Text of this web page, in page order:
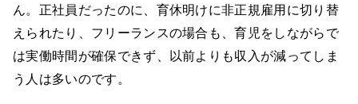
ん。正社員だったのに、育休明けに非正規雇用に切り替
えられたり、フリーランスの場合も、育児をしながらで
は実働時間が確保できず、以前よりも収入が減ってしま
う人は多いのです。